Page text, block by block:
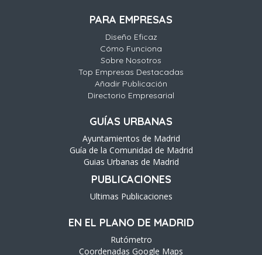
PARA EMPRESAS
Diseño Eficaz
Cómo Funciona
Sobre Nosotros
Top Empresas Destacadas
Añadir Publicación
Directorio Empresarial
GUÍAS URBANAS
Ayuntamientos de Madrid
Guía de la Comunidad de Madrid
Guias Urbanas de Madrid
PUBLICACIONES
Ultimas Publicaciones
EN EL PLANO DE MADRID
Rutómetro
Coordenadas Google Maps